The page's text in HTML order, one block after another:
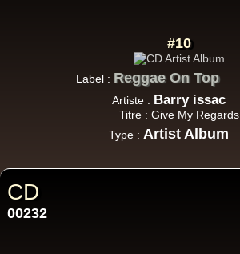
#10
Label : Reggae On Top
Artiste : Barry issac
Titre : Give My Regards
Type : Artist Album
CD
00232